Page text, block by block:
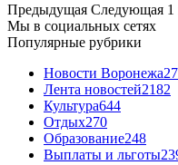
Предыдущая Следующая 1
Мы в социальных сетях
Популярные рубрики
Новости Воронежа
Лента новостей2182
Культура644
Отдых270
Образование248
Выплаты и льготы